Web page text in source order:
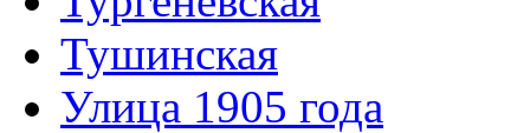
Тушинская
Улица 1905 года